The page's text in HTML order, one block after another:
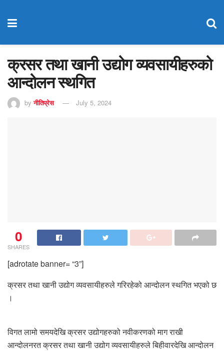
क्रसर तथा खानी उद्योग व्यवसायीहरुको
आन्दोलन स्थगित
by नीतिप्रेस July 5, 2024
0
SHARES
[adrotate banner= “3”]
क्रसर तथा खानी उद्योग व्यवसायीहरुले गरिरहेको आन्दोलन स्थगित भएको छ
।
विगत लामो समयदेखि क्रसर उद्योगहरुको नवीकरणको माग राखी
आन्दोलनरत क्रसर तथा खानी उद्योग व्यवसायीहरुले बिहीवारदेखि आन्दोलन